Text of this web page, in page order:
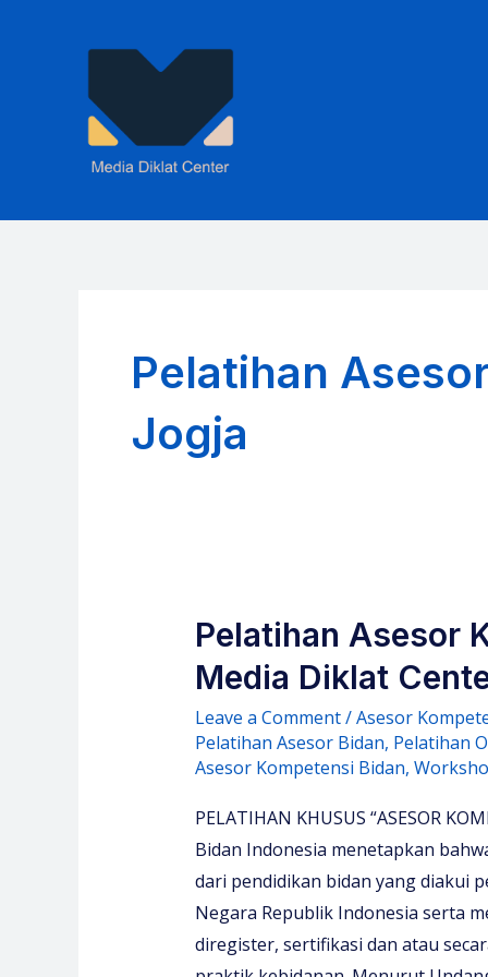
Pelatihan
Jogja
Pelatihan Asesor
Media Diklat
Leave a Comment/Asesor
Pelatihan Asesor Bidan, Pelatihan
Asesor Kompetensi Bidan,
PELATIHAN KHUSUS “ASESOR
Bidan Indonesia menetapkan
dari pendidikan bidan yang diakui
Negara Republik Indonesia serta
diregister, sertifikasi dan atau